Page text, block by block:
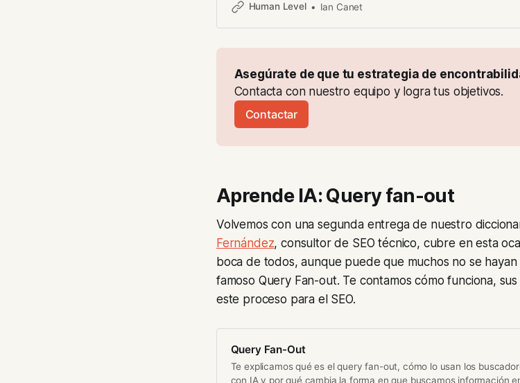
Human Level Ian Canet
Contacta con nuestro equipo y logra tus objetivos.
Contactar
Aprende IA: Query fan-out
Volvemos con una segunda entrega de nuestro
Fernández, consultor de SEO técnico, cubre en esta
boca de todos, aunque puede que muchos no se
famoso Query Fan-out. Te contamos cómo funciona,
este proceso para el SEO.
Query Fan-Out
Te explicamos qué es el query fan-out, cómo lo usan los
con IA y por qué cambia la forma en que buscamos información